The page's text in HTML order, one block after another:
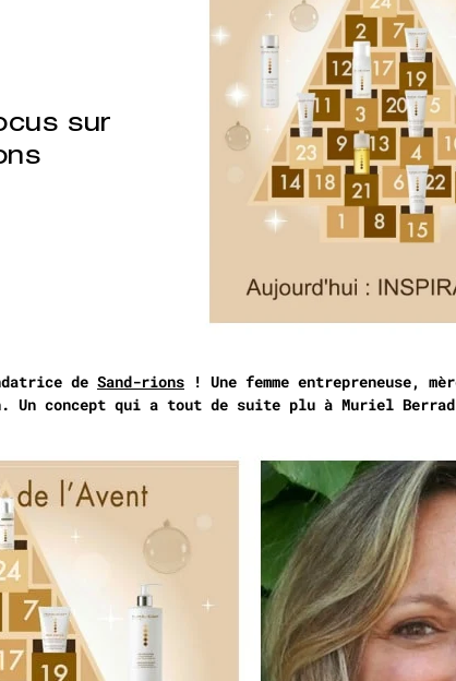
sur
de Sand-rions ! Une femme entrepreneuse,
concept qui a tout de suite plu à Muriel